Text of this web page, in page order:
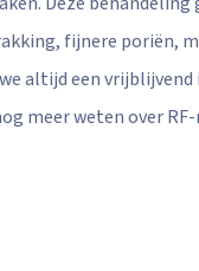
fijnere poriën,
altijd een
meer weten over